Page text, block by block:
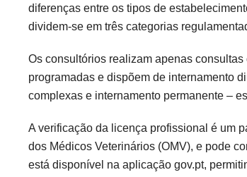
diferenças entre os tipos de
dividem-se em três categorias
Os consultórios realizam apenas
programadas e dispõem de internamento
complexas e internamento permanente –
A verificação da licença profissional é um
dos Médicos Veterinários (OMV), e pode
está disponível na aplicação gov.pt,